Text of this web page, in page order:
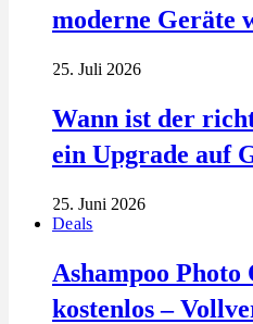
moderne Geräte
25. Juli 2026
Wann ist der
ein Upgrade auf
25. Juni 2026
Deals
Ashampoo
kostenlos –